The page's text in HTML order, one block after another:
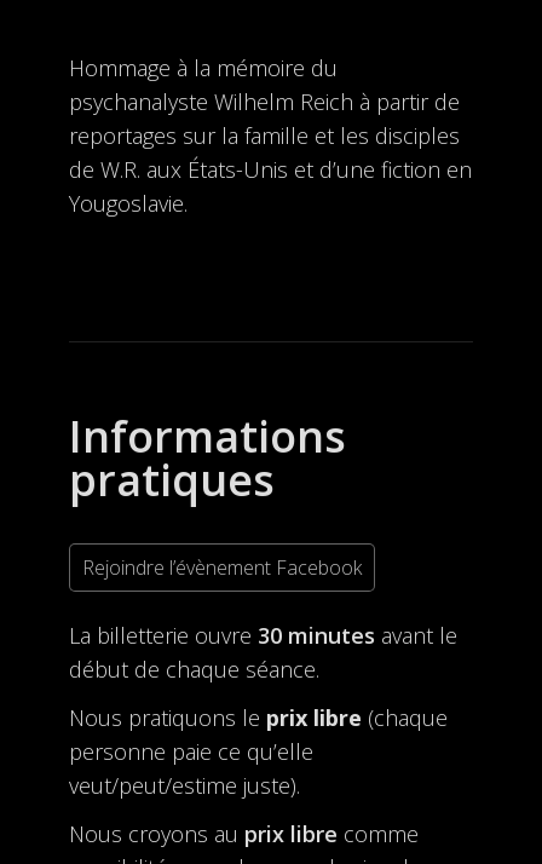
Hommage à la mémoire du
psychanalyste Wilhelm Reich à partir de
reportages sur la famille et les disciples
de W.R. aux États-Unis et d’une fiction en
Yougoslavie.
Informations
pratiques
Rejoindre l’évènement Facebook
La billetterie ouvre 30 minutes avant le
début de chaque séance.
Nous pratiquons le prix libre (chaque
personne paie ce qu’elle
veut/peut/estime juste).
Nous croyons au prix libre comme